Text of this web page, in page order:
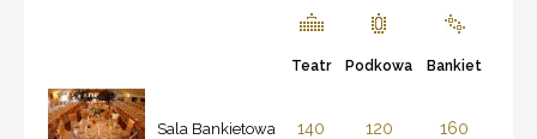
Teatr Podkowa Bankiet
Sala Bankietowa 140 120 160